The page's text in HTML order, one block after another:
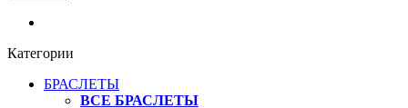
Категории
БРАСЛЕТЫ
ВСЕ БРАСЛЕТЫ